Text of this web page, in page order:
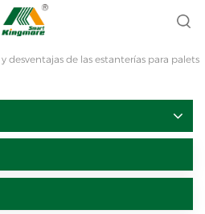
desventajas de las estanterías para palets